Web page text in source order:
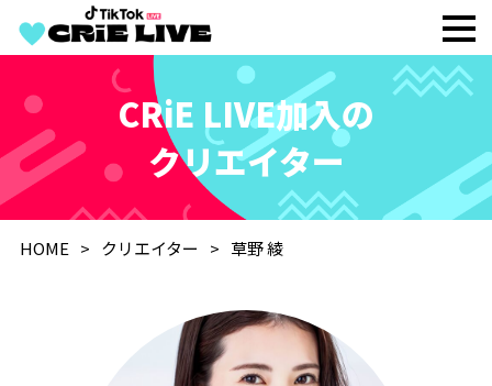
CRiE LIVE加入の
クリエイター
HOME クリエイター 草野 綾